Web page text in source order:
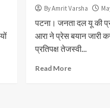
By Amrit Varsha
पटना। जनता दल यू की
आरा ने प्रेस बयान जारी
प्रतिपक्ष तेजस्वी...
Read More